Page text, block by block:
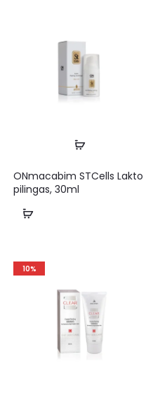
ONmacabim STCells Lakto
pilingas, 30ml
10%